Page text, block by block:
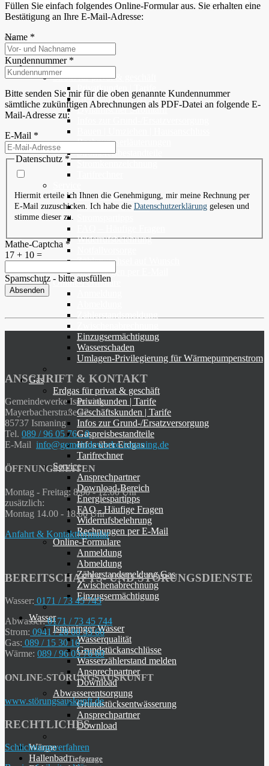
Strom
Strom für privat & geschäft
Privatkunden | Tarife
Geschäftskunden | Tarife
Dynamischer Stromtarif
Rechnungserläuterungen
Strompreisbestandteile
Ansprechpartner
Download-Bereich
Widerrufsbelehrung
Zählerwechsel auf Wunsch
Rechnungen per E-Mail
Online-Formulare
Einzugsermächtigung
Wasserschaden
Umlagen-Privilegierung für Wärmepumpenstrom
Gas
Erdgas für privat & geschäft
Privatkunden | Tarife
Geschäftskunden | Tarife
Infos zur Grund-/Ersatzversorgung
Gaspreisbestandteile
Infos über Erdgas
Tarifrechner
Service
Ansprechpartner
Download-Bereich
Energiespartipps
FAQ - Häufige Fragen
Widerrufsbelehrung
Rechnungen per E-Mail
Online-Formulare
Anmeldung
Abmeldung
Zählerstandsmeldung Gas
Zwischenabrechnung
Einzugsermächtigung
Wasser
Ismaninger Wasser
Wasserqualität
Grundstückanschlüsse
Wasserzählerstand melden
Ansprechpartner
Download
Abwasserentsorgung
Grundstücksentwässerung
Ansprechpartner
Download
Wärme
HallenbadTiefgarage
Füllen Sie einfach folgendes Online-Formular aus. Sie erhalten eine
Bestätigung an Ihre E-Mail-Adresse:
Name *
Kundennummer *
Bitte senden Sie mir für die oben genannte Kundennummer
sämtliche zukünftigen Abrechnungen als PDF-Datei an folgende E-
Mail-Adresse zu:
E-Mail *
Datenschutz *
Hiermit erteile ich Ihnen die Genehmigung, mir meine Rechnung per
E-Mail zuzuschicken. Ich habe die Datenschutzerklärung gelesen und
stimme dieser zu.
Mathe-Captcha *
17 + 10 =
Spamschutz - bitte ausfüllen
Absenden
ANSCHRIFT & KONTAKT
Gemeindewerke Ismaning
Mayerbacherstraße 42
85737 Ismaning
Tel. 089 / 96 05 76 - 0
E-Mail info@gemeindewerke-ismaning.de
ÖFFNUNGSZEITEN
Montag - Freitag: 8.00 - 12.00 Uhr
zusätzlich:
Montag 14.00 - 18.00 Uhr
Anfahrt & Kontaktformular
BEREITSCHAFTS- UND STÖRUNGSDIENSTE
Wasser: 0171 / 73 45 743
Abwasser:0171 / 73 45 744
Strom: 0941 / 28 00 33 66
Gas: 089 / 15 30 16
Wärme: 089 / 96 05 76 60
ONLINE-STÖRUNGSAUSKUNFT
www.störungsauskunft.de
RECHTLICHES
Schlichtungsverfahren